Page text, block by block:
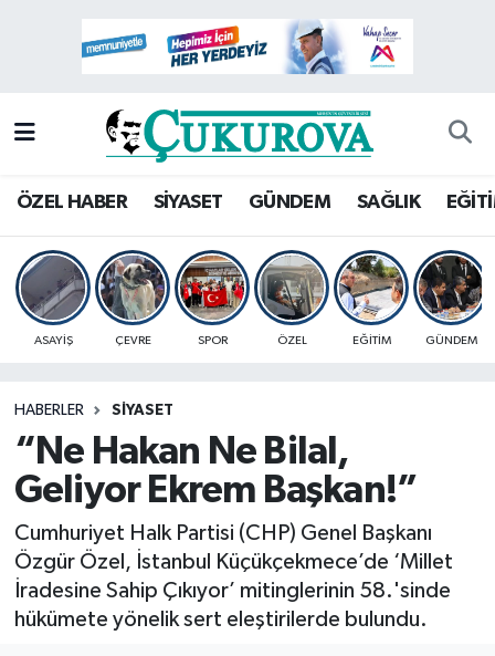
ÖZEL HABER SİYASET GÜNDEM SAĞLIK
ASAYİŞ ÇEVRE SPOR ÖZEL EĞİTİM GÜNDEM
HABERLER SİYASET
“Ne Hakan Ne Bilal,
Geliyor Ekrem Başkan!”
Cumhuriyet Halk Partisi (CHP) Genel Başkanı
Özgür Özel, İstanbul Küçükçekmece’de ‘Millet
İradesine Sahip Çıkıyor’ mitinglerinin 58.'sinde
hükümete yönelik sert eleştirilerde bulundu.
Mersin Hava Durumu
Mersin Namaz Vakitleri
Mersin Trafik Yoğunluk Haritası
Süper Lig Puan Durumu ve Fikstür
Haber Arşivi